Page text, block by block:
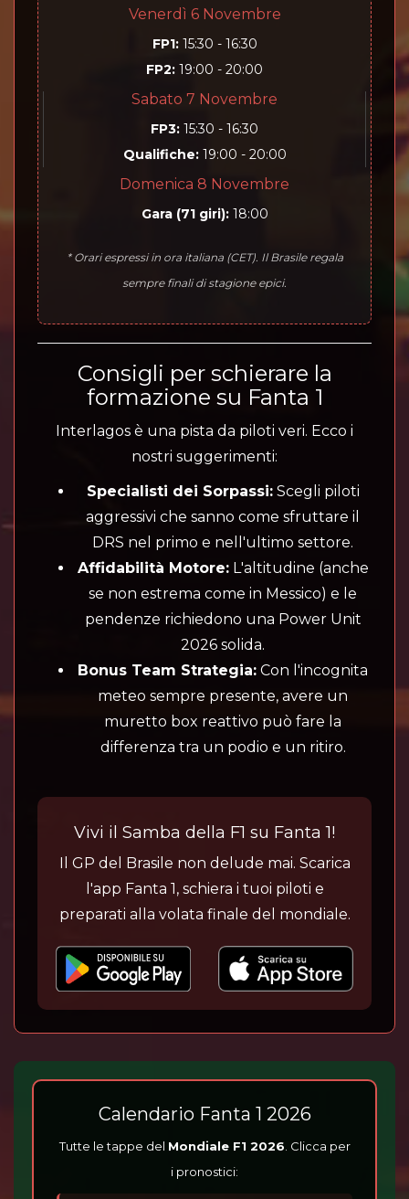
Venerdì 6 Novembre
FP1:15:30 - 16:30
FP2: 19:00 - 20:00
Sabato 7 Novembre
FP3: 15:30 - 16:30
Qualifiche:19:00 - 20:00
Domenica 8 Novembre
Gara (71 giri):18:00
* Orari espressi in ora italiana (CET). Il Brasile regala
sempre finali di stagione epici.
Consigli per schierare la
formazione su Fanta 1
Interlagos è una pista da piloti veri. Ecco i
nostri suggerimenti:
Specialisti dei Sorpassi:Scegli piloti
aggressivi che sanno come sfruttare il
DRS nel primo e nell'ultimo settore.
Affidabilità Motore:L'altitudine (anche
se non estrema come in Messico) e le
pendenze richiedono una Power Unit
2026 solida.
Bonus Team Strategia: Con l'incognita
meteo sempre presente, avere un
muretto box reattivo può fare la
differenza tra un podio e un ritiro.
Vivi il Samba della F1 su Fanta 1!
Il GP del Brasile non delude mai. Scarica
l'app Fanta 1, schiera i tuoi piloti e
preparati alla volata finale del mondiale.
Calendario Fanta 1 2026
Tutte le tappe del Mondiale F1 2026. Clicca per
i pronostici: